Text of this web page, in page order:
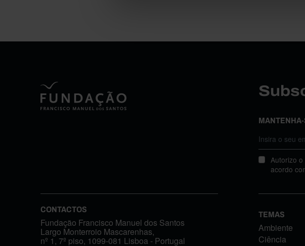
MANTENHA-
Autorizo
acordo
CONTACTOS
Fundação Francisco Manuel dos Santos
Largo Monterroio Mascarenhas,
nº 1, 7º piso, 1099-081 Lisboa - Portugal
TEMAS
Ambiente
Ciência